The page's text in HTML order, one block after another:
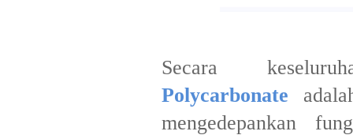
​Secara
Polycarbonate
mengedepankan